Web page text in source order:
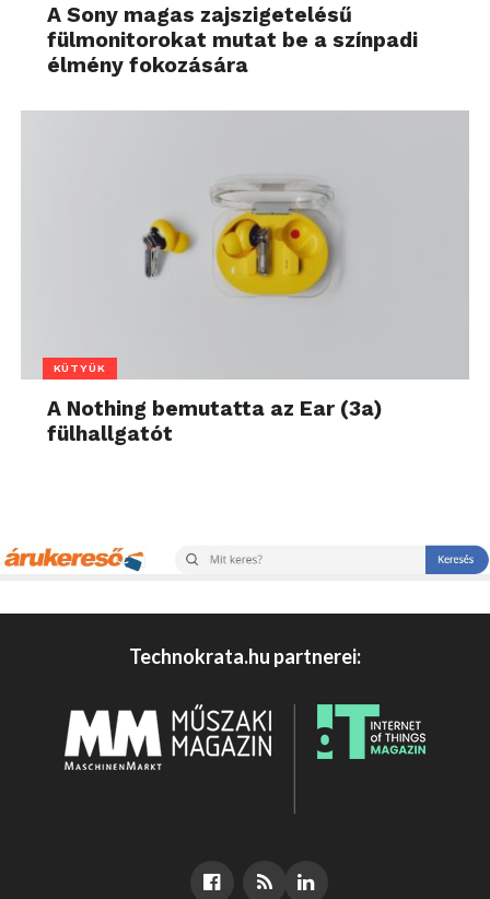
A Sony magas zajszigetelésű
fülmonitorokat mutat be a színpadi
élmény fokozására
KÜTYÜK
A Nothing bemutatta az Ear (3a)
fülhallgatót
Technokrata.hu partnerei: